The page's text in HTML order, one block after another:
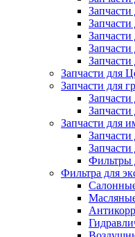
Запчасти
Запчасти для
Запчасти для
Запчасти для
Запчасти
Фильтры
Фильтра для